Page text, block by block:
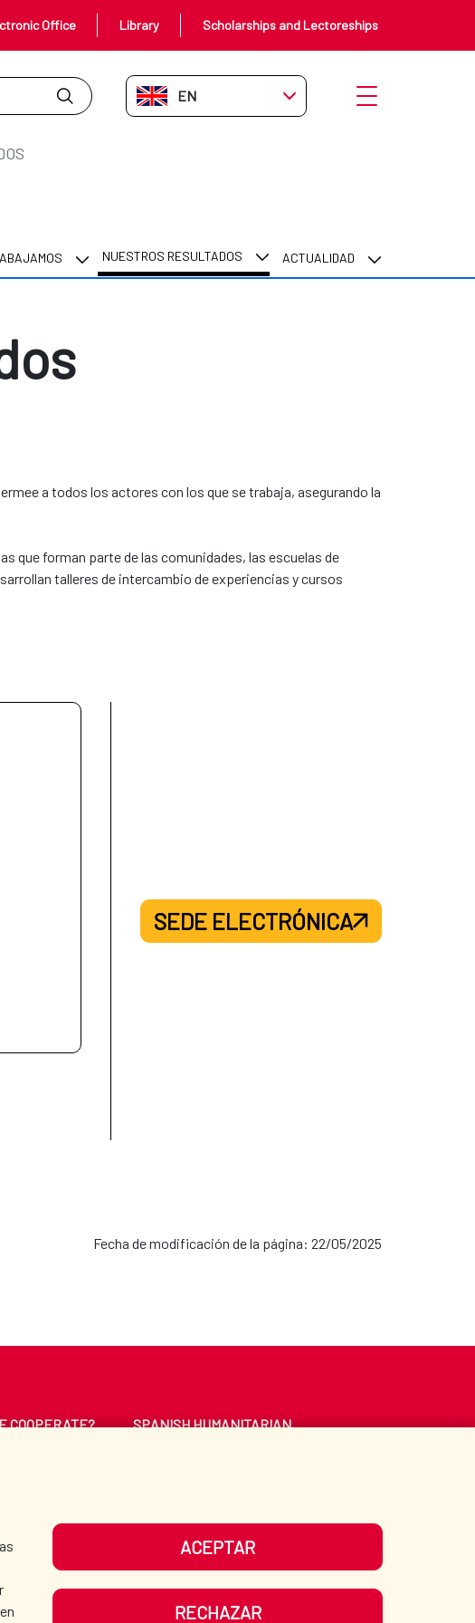
Office Library Scholarships and Lectoreships
EN-GB Open menu
NUESTROS RESULTADOS ACTUALIDAD
a todos los actores con los que se trabaja, asegurando la
que forman parte de las comunidades, las escuelas de
talleres de intercambio de experiencias y cursos
SEDE ELECTRÓNICA
Fecha de modificación de la página: 22/05/2025
ACEPTAR
RECHAZAR
COOPERATE?
SPANISH HUMANITARIAN
SCIENCE
OUR SOCIAL MEDIA